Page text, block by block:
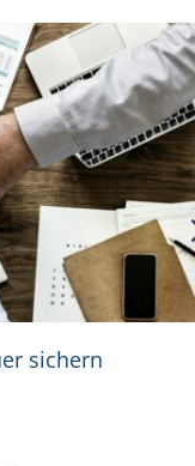
sichern